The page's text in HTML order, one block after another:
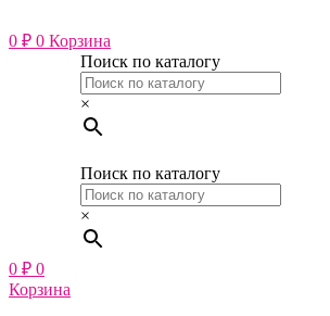
к
содержимому
0 ₽ 0 Корзина
Поиск по каталогу
×
Поиск по каталогу
×
0 ₽ 0
Корзина